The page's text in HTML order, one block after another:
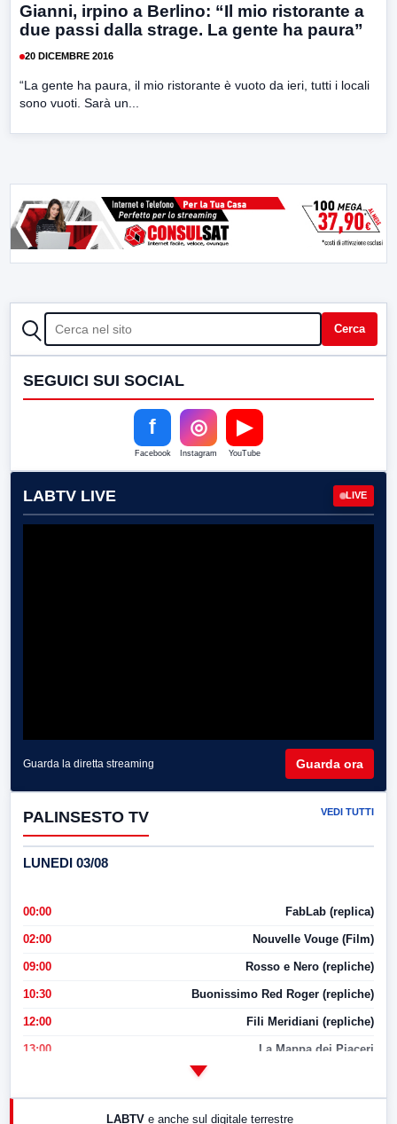
Gianni, irpino a Berlino: “Il mio ristorante a
due passi dalla strage. La gente ha paura”
20 DICEMBRE 2016
“La gente ha paura, il mio ristorante è vuoto da ieri, tutti i locali
sono vuoti. Sarà un...
CERCA Cerca
SEGUICI SUI SOCIAL
f
Facebook
◎
Instagram
▶
YouTube
LABTV LIVE LIVE
Guarda la diretta streaming Guarda ora
PALINSESTO TV VEDI TUTTI
LUNEDI 03/08
00:00 FabLab (replica)
02:00 Nouvelle Vouge (Film)
09:00 Rosso e Nero (repliche)
10:30 Buonissimo Red Roger (repliche)
12:00 Fili Meridiani (repliche)
13:00 La Mappa dei Piaceri
17:00 LabNews (replica)
LABTV e anche sul digitale terrestre